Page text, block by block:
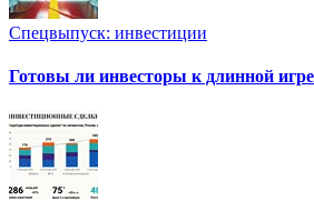
Спецвыпуск: инвестиции
Готовы ли инвесторы к длинной